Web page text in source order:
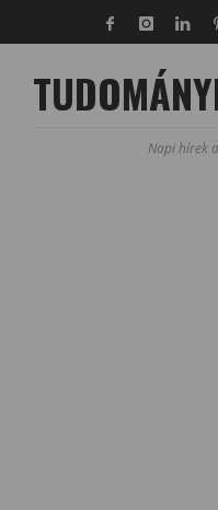
Napi hírek